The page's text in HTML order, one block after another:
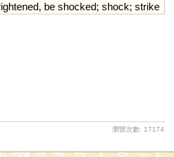
, be shocked; shock; strike
瀏覽次數: 17174